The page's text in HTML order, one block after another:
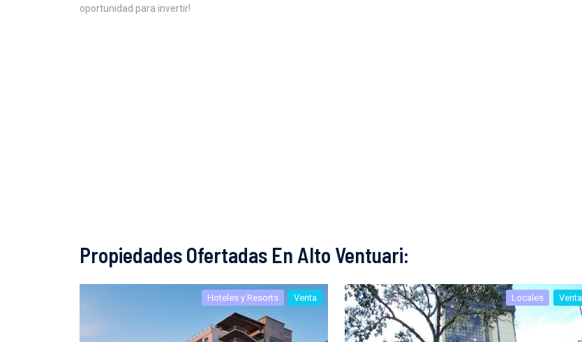
oportunidad para invertir!
Propiedades Ofertadas En Alto Ventuari:
Hoteles y Resorts Venta Locales Venta